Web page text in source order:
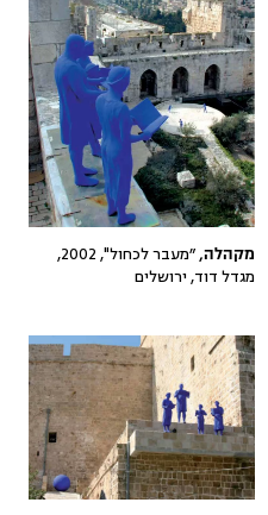
מקהלה,
״מעבר לכחול", 2002,
מגדל דוד, ירושלים